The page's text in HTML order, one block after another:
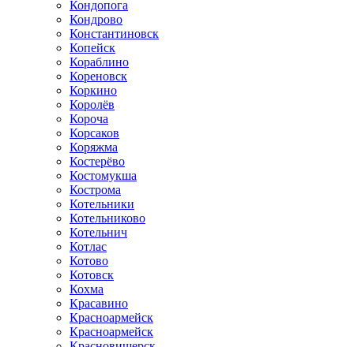
Кондопога
Кондрово
Константиновск
Копейск
Кораблино
Кореновск
Коркино
Королёв
Короча
Корсаков
Коряжма
Костерёво
Костомукша
Кострома
Котельники
Котельниково
Котельнич
Котлас
Котово
Котовск
Кохма
Красавино
Красноармейск
Красноармейск